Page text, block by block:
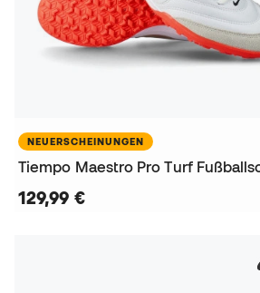
NEUERSCHEINUNGEN
129,99 €